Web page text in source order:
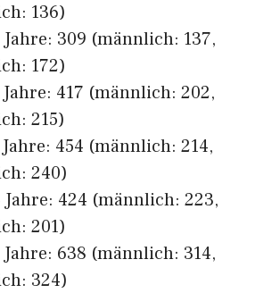
136)
Jahre: 309 (männlich: 137,
172)
Jahre: 417 (männlich: 202,
215)
Jahre: 454 (männlich: 214,
240)
Jahre: 424 (männlich: 223,
201)
Jahre: 638 (männlich: 314,
324)